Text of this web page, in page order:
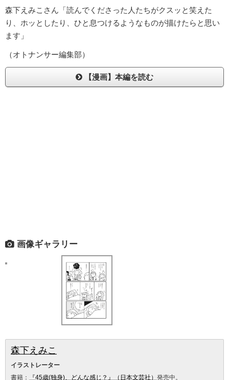
森下えみこさん「読んでくださった人たちがクスッと笑えた
り、ホッとしたり、ひと息つけるようなものが描けたらと思い
ます」
（オトナンサー編集部）
【漫画】本編を読む
画像ギャラリー
森下えみこ
イラストレーター
書籍：
『45歳(独身)、どんな感じ？』（日本文芸社） 発売中。